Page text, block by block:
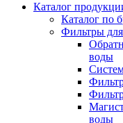
Каталог
Каталог по
Фильтры
воды
воды